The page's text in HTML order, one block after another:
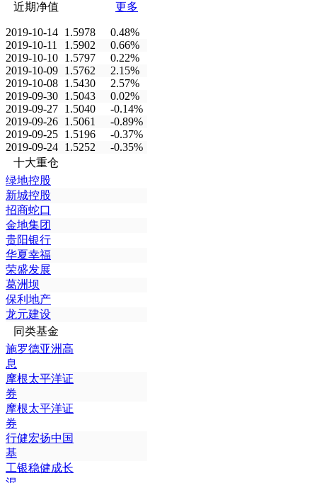
近期净值 更多
2019-10-14 1.5978
0.48%
2019-10-11
1.5902
0.66%
2019-10-10 1.5797
0.22%
2019-10-09 1.5762
2.15%
2019-10-08 1.5430
2.57%
2019-09-30 1.5043
0.02%
2019-09-27 1.5040
-0.14%
2019-09-26 1.5061
-0.89%
2019-09-25 1.5196
-0.37%
2019-09-24 1.5252
-0.35%
十大重仓
绿地控股
新城控股
招商蛇口
金地集团
贵阳银行
华夏幸福
荣盛发展
葛洲坝
保利地产
龙元建设
同类基金
施罗德亚洲高
息
摩根太平洋证
券
摩根太平洋证
券
行健宏扬中国
基
工银稳健成长